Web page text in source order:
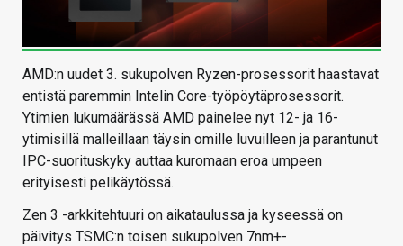
AMD:n uudet 3. sukupolven Ryzen-prosessorit haastavat
entistä paremmin Intelin Core-työpöytäprosessorit.
Ytimien lukumäärässä AMD painelee nyt 12- ja 16-
ytimisillä malleillaan täysin omille luvuilleen ja parantunut
IPC-suorituskyky auttaa kuromaan eroa umpeen
erityisesti pelikäytössä.
Zen 3 -arkkitehtuuri on aikataulussa ja kyseessä on
päivitys TSMC:n toisen sukupolven 7nm+-